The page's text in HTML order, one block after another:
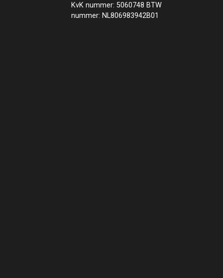
KvK nummer: 5060748 BTW
nummer: NL806983942B01